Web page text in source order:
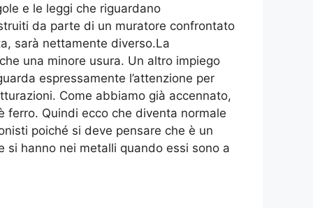
e le leggi che riguardano
da parte di un muratore confrontato
sarà nettamente diverso.La
una minore usura. Un altro impiego
espressamente l’attenzione per
Come abbiamo già accennato,
Quindi ecco che diventa normale
poiché si deve pensare che è un
si hanno nei metalli quando essi sono a